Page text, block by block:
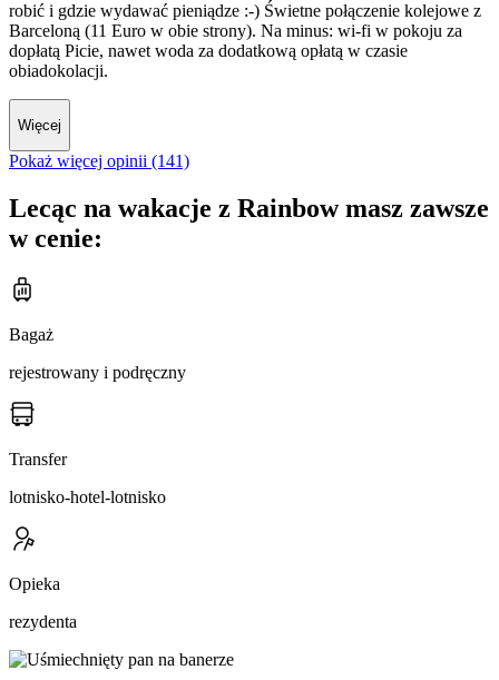
robić i gdzie wydawać pieniądze :-) Świetne połączenie kolejowe z
Barceloną (11 Euro w obie strony). Na minus: wi-fi w pokoju za
dopłatą Picie, nawet woda za dodatkową opłatą w czasie
obiadokolacji.
Więcej
Pokaż więcej opinii (141)
Lecąc na wakacje z Rainbow masz zawsze
w cenie:
Bagaż
rejestrowany i podręczny
Transfer
lotnisko-hotel-lotnisko
Opieka
rezydenta